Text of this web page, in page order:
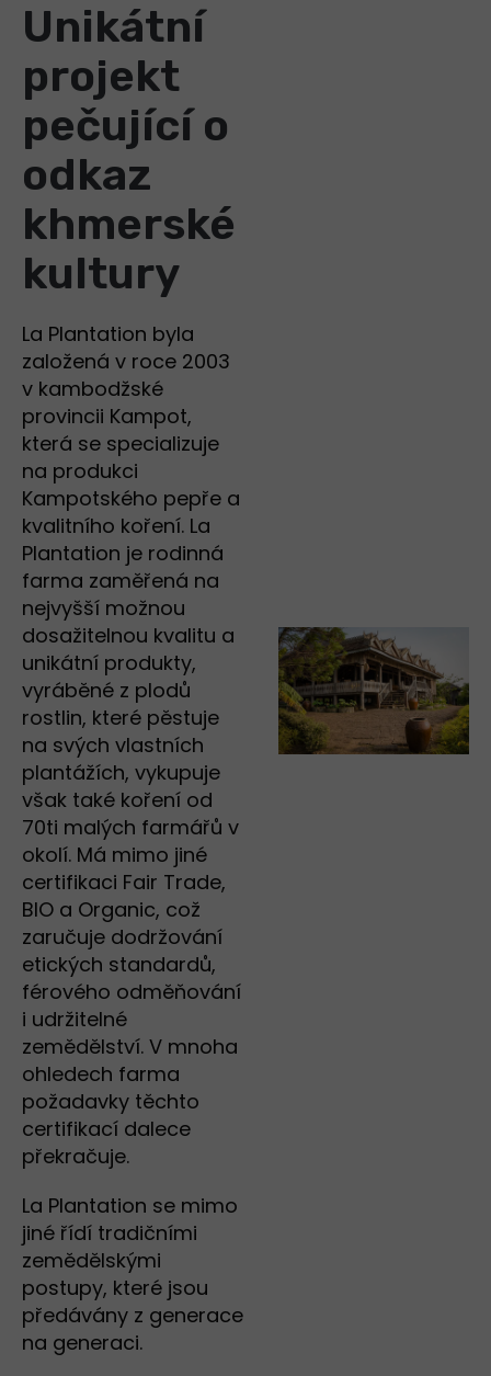
Unikátní
projekt
pečující o
odkaz
khmerské
kultury
La Plantation byla
založená v roce 2003
v kambodžské
provincii Kampot,
která se specializuje
na produkci
Kampotského pepře a
kvalitního koření. La
Plantation je rodinná
farma zaměřená na
nejvyšší možnou
dosažitelnou kvalitu a
unikátní produkty,
vyráběné z plodů
rostlin, které pěstuje
na svých vlastních
plantážích, vykupuje
však také koření od
70ti malých farmářů v
okolí. Má mimo jiné
certifikaci Fair Trade,
BIO a Organic, což
zaručuje dodržování
etických standardů,
férového odměňování
i udržitelné
zemědělství. V mnoha
ohledech farma
požadavky těchto
certifikací dalece
překračuje.
La Plantation se mimo
jiné řídí tradičními
zemědělskými
postupy, které jsou
předávány z generace
na generaci.